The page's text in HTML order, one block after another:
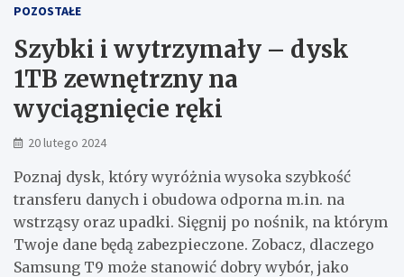
POZOSTAŁE
Szybki i wytrzymały – dysk
1TB zewnętrzny na
wyciągnięcie ręki
20 lutego 2024
Poznaj dysk, który wyróżnia wysoka szybkość
transferu danych i obudowa odporna m.in. na
wstrząsy oraz upadki. Sięgnij po nośnik, na którym
Twoje dane będą zabezpieczone. Zobacz, dlaczego
Samsung T9 może stanowić dobry wybór, jako